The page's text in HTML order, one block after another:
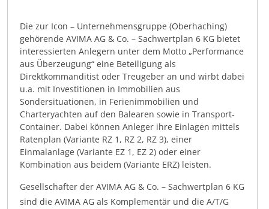
Die zur Icon – Unternehmensgruppe (Oberhaching)
gehörende AVIMA AG & Co. – Sachwertplan 6 KG bietet
interessierten Anlegern unter dem Motto „Performance
aus Überzeugung“ eine Beteiligung als
Direktkommanditist oder Treugeber an und wirbt dabei
u.a. mit Investitionen in Immobilien aus
Sondersituationen, in Ferienimmobilien und
Charteryachten auf den Balearen sowie in Transport-
Container. Dabei können Anleger ihre Einlagen mittels
Ratenplan (Variante RZ 1, RZ 2, RZ 3), einer
Einmalanlage (Variante EZ 1, EZ 2) oder einer
Kombination aus beidem (Variante ERZ) leisten.
Gesellschafter der AVIMA AG & Co. – Sachwertplan 6 KG
sind die AVIMA AG als Komplementär und die A/T/G